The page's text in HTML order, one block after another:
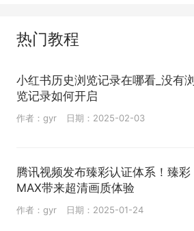
热门教程
小红书历史浏览记录在哪看_没有浏
览记录如何开启
作者：gyr 日期：2025-02-03
腾讯视频发布臻彩认证体系！臻彩
MAX带来超清画质体验
作者：gyr 日期：2025-01-24